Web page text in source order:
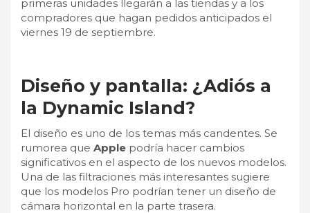
primeras unidades llegarán a las tiendas y a los
compradores que hagan pedidos anticipados el
viernes 19 de septiembre.
Diseño y pantalla: ¿Adiós a
la Dynamic Island?
El diseño es uno de los temas más candentes. Se
rumorea que Apple podría hacer cambios
significativos en el aspecto de los nuevos modelos.
Una de las filtraciones más interesantes sugiere
que los modelos Pro podrían tener un diseño de
cámara horizontal en la parte trasera.